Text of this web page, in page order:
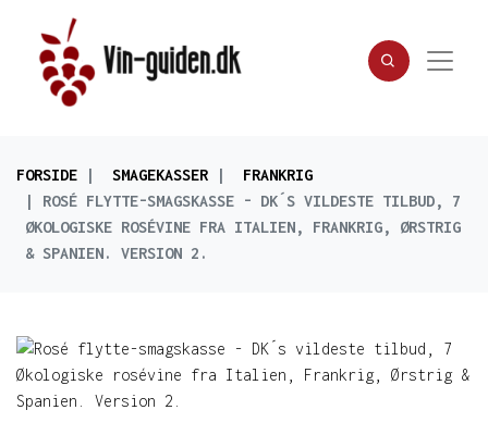
FORSIDE SMAGEKASSER
FRANKRIG
ROSÉ FLYTTE-SMAGSKASSE - DK´S VILDESTE TILBUD, 7
ØKOLOGISKE ROSÉVINE FRA ITALIEN, FRANKRIG, ØRSTRIG
& SPANIEN. VERSION 2.